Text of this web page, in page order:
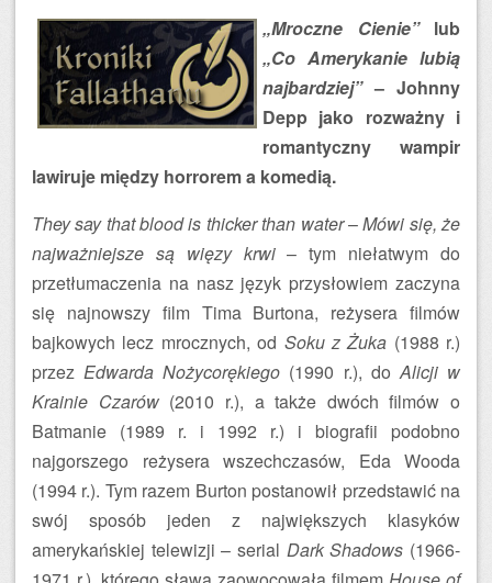
„Mroczne Cienie”lub
„Co Amerykanie lubią
najbardziej”– Johnny
Depp jako rozważny i
romantyczny wampir
lawiruje między horrorem a komedią.
They say that blood is thicker than water–Mówi się, że
najważniejsze są więzy krwi– tym niełatwym do
przetłumaczenia na nasz język przysłowiem zaczyna
się najnowszy film Tima Burtona, reżysera filmów
bajkowych lecz mrocznych, od Soku z Żuka (1988 r.)
przezEdwarda Nożycorękiego (1990 r.), doAlicji w
Krainie Czarów(2010 r.), a także dwóch filmów o
Batmanie (1989 r. i 1992 r.) i biografii podobno
najgorszego reżysera wszechczasów, Eda Wooda
(1994 r.). Tym razem Burton postanowił przedstawić na
swój sposób jeden z największych klasyków
amerykańskiej telewizji – serial Dark Shadows (1966-